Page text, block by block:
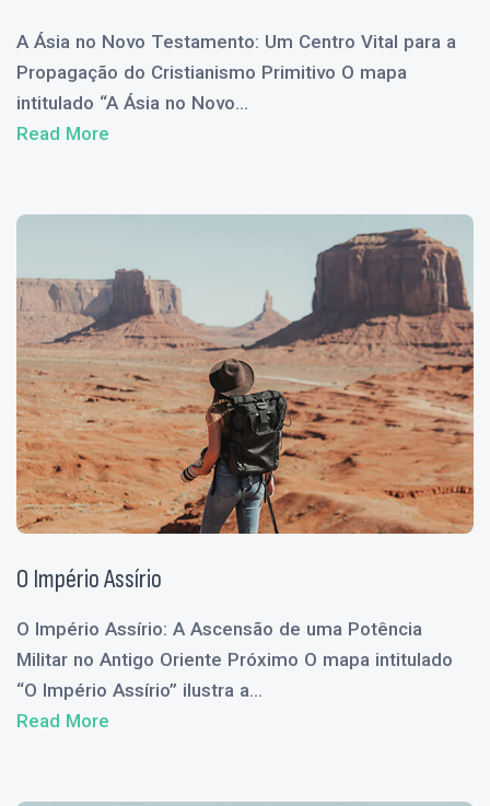
A Ásia no Novo Testamento: Um Centro Vital para a
Propagação do Cristianismo Primitivo O mapa
intitulado “A Ásia no Novo...
Read More
O Império Assírio
O Império Assírio: A Ascensão de uma Potência
Militar no Antigo Oriente Próximo O mapa intitulado
“O Império Assírio” ilustra a...
Read More